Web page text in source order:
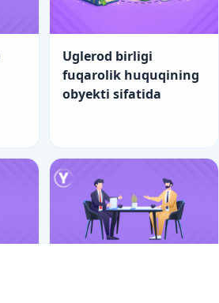
Uglerod birligi
fuqarolik huquqining
obyekti sifatida